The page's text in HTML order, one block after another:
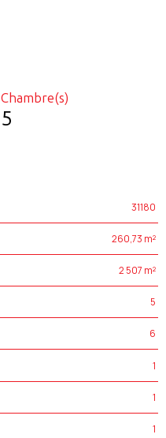
Chambre(s)
5
31180
260,73 m²
2 507 m²
5
6
1
1
1